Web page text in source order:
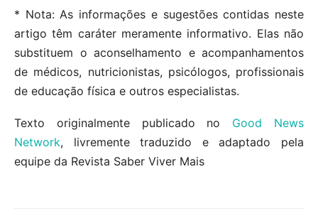
* Nota: As informações e sugestões contidas neste
artigo têm caráter meramente informativo. Elas não
substituem o aconselhamento e acompanhamentos
de médicos, nutricionistas, psicólogos, profissionais
de educação física e outros especialistas.
Texto originalmente publicado no Good News
Network, livremente traduzido e adaptado pela
equipe da Revista Saber Viver Mais